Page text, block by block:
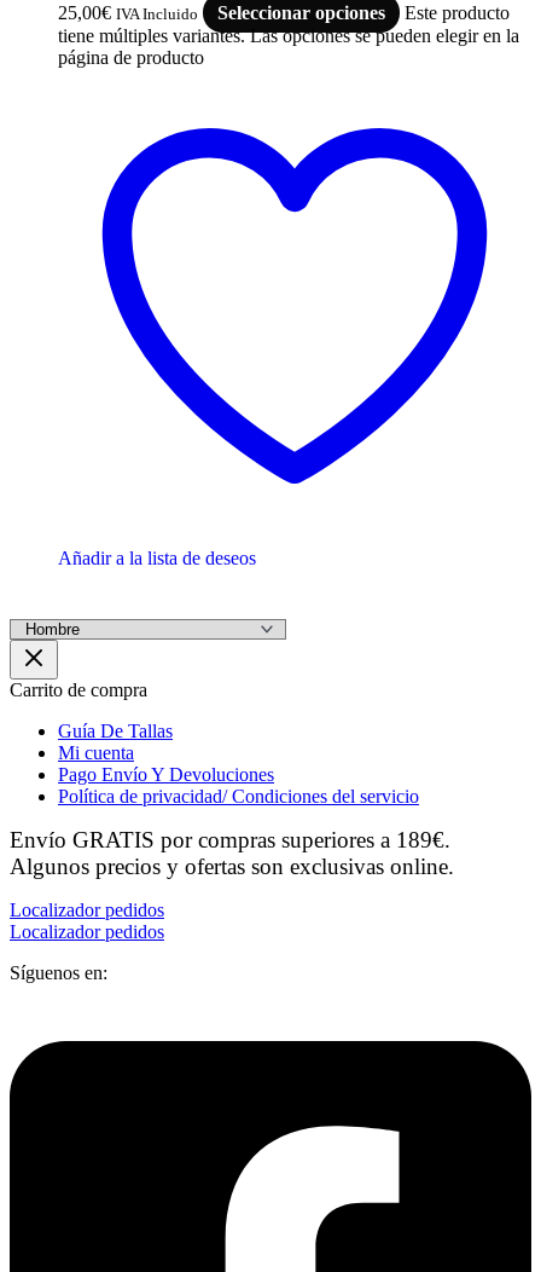
25,00€ IVA Incluido Seleccionar opciones
Este producto
tiene múltiples variantes. Las opciones se pueden elegir en la
página de producto
Añadir a la lista de deseos
Carrito de compra
Guía De Tallas
Mi cuenta
Pago Envío Y Devoluciones
Política de privacidad/ Condiciones del servicio
Envío GRATIS por compras superiores a 189€.
Algunos precios y ofertas son exclusivas online.
Localizador pedidos
Localizador pedidos
Síguenos en: